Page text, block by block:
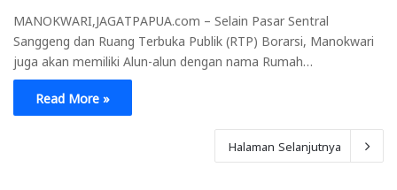
MANOKWARI,JAGATPAPUA.com – Selain Pasar Sentral
Sanggeng dan Ruang Terbuka Publik (RTP) Borarsi, Manokwari
juga akan memiliki Alun-alun dengan nama Rumah…
Read More »
Halaman Selanjutnya